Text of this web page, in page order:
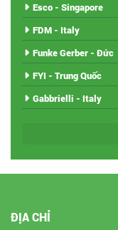
Esco - Singapore
FDM - Italy
Funke Gerber - Đức
FYI - Trung Quốc
Gabbrielli - Italy
ĐỊA CHỈ